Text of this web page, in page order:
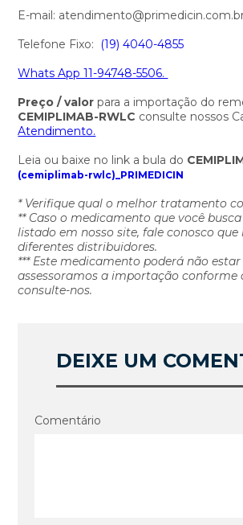
E-mail:
Telefone Fixo: (19) 4040-4855
Whats App 11-94748-5506.
Preço / valor para a importação do
CEMIPLIMAB-RWLC consulte nossos
Atendimento.
Leia ou baixe no link a bula do
(cemiplimab-rwlc)_PRIMEDICIN
* Verifique qual o melhor tratamento
** Caso o medicamento que você
listado em nosso site, fale conosco
diferentes distribuidores.
*** Este medicamento poderá não
assessoramos a importação conforme
consulte-nos.
DEIXE UM
Comentário